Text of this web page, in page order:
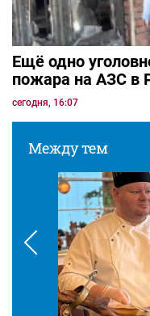
Ещё одно
пожара на АЗС в
сегодня, 16:07
Между тем